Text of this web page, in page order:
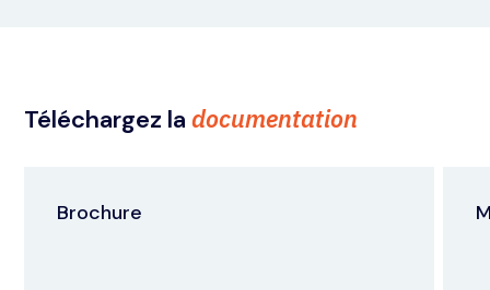
Téléchargez ladocumentation
Brochure